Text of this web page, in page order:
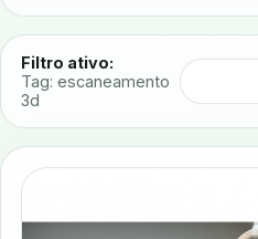
Filtro ativo:
Tag: escaneamento
3d